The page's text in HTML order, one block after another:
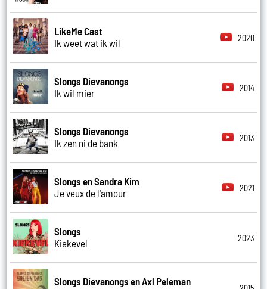
LikeMe Cast
Ik weet wat ik wil
2020
Slongs Dievanongs
Ik wil mier
2014
Slongs Dievanongs
Ik zen ni de bank
2013
Slongs en Sandra Kim
Je veux de l'amour
2021
Slongs
Kiekevel
2023
Slongs Dievanongs en Axl Peleman